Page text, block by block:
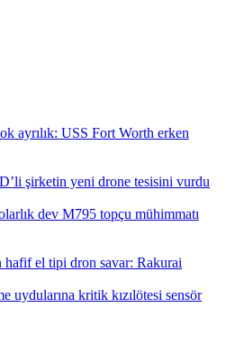
ayrılık: USS Fort Worth erken
şirketin yeni drone tesisini vurdu
dev M795 topçu mühimmatı
hafif el tipi dron savar: Rakurai
uydularına kritik kızılötesi sensör